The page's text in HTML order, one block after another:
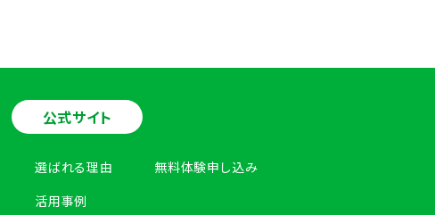
公式サイト
選ばれる理由
活用事例
無料体験申し込み